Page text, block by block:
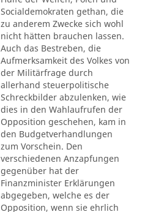
Socialdemokraten gethan, die
zu anderem Zwecke sich wohl
nicht hätten brauchen lassen.
Auch das Bestreben, die
Aufmerksamkeit des Volkes von
der Militärfrage durch
allerhand steuerpolitische
Schreckbilder abzulenken, wie
dies in den Wahlaufrufen der
Opposition geschehen, kam in
den Budgetverhandlungen
zum Vorschein. Den
verschiedenen Anzapfungen
gegenüber hat der
Finanzminister Erklärungen
abgegeben, welche es der
Opposition, wenn sie ehrlich